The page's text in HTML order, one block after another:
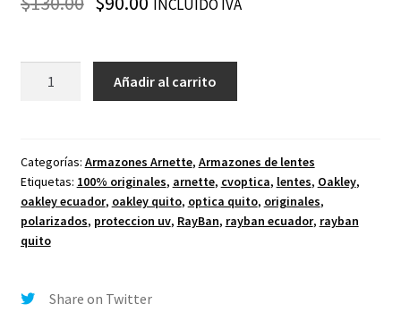
INCLUIDO IVA
54mm
cantidad
Añadir al carrito
Categorías: Armazones Arnette, Armazones de lentes
Etiquetas: 100% originales, arnette, cvoptica, lentes, Oakley,
oakley ecuador, oakley quito, optica quito, originales,
polarizados, proteccion uv, RayBan, rayban ecuador, rayban
quito
Share on Twitter